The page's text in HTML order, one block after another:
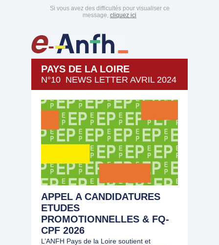
Si vous avez des difficultés pour visualiser ce
message, cliquez ici
PAYS DE LA LOIRE
N°10 NEWS LETTER AVRIL 2024
APPEL A CANDIDATURES
ETUDES
PROMOTIONNELLES & FQ-
CPF 2026
L’ANFH Pays de la Loire soutient et